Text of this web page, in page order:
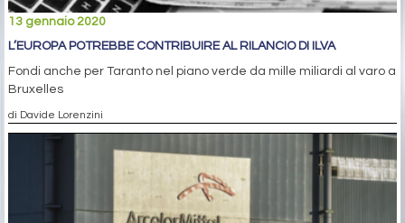
13 gennaio 2020
L’EUROPA POTREBBE CONTRIBUIRE AL RILANCIO DI ILVA
Fondi anche per Taranto nel piano verde da mille miliardi al varo a
Bruxelles
di Davide Lorenzini